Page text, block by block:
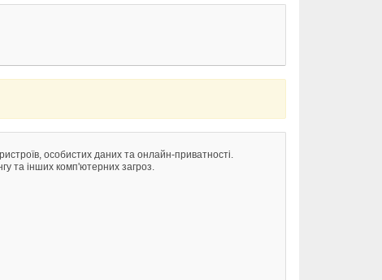
особистих даних та онлайн-приватності.
та інших комп'ютерних загроз.